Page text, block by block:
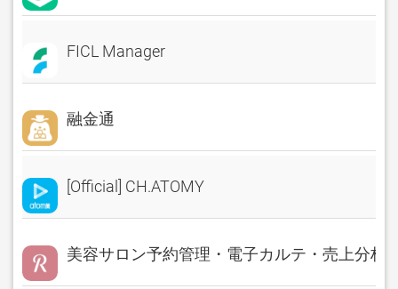
FICL Manager
融金通
[Official] CH.ATOMY
美容サロン予約管理・電子カルテ・売上分析